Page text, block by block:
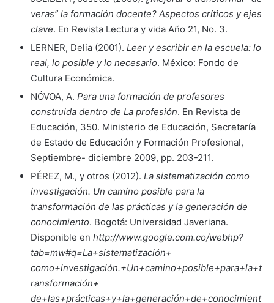
veras” la formación docente? Aspectos críticos y ejes
clave. En Revista Lectura y vida Año 21, No. 3.
LERNER, Delia (2001). Leer y escribir en la escuela: lo
real, lo posible y lo necesario. México: Fondo de
Cultura Económica.
NÓVOA, A. Para una formación de profesores
construida dentro de La profesión. En Revista de
Educación, 350. Ministerio de Educación, Secretaría
de Estado de Educación y Formación Profesional,
Septiembre- diciembre 2009, pp. 203-211.
PÉREZ, M., y otros (2012). La sistematización como
investigación. Un camino posible para la
transformación de las prácticas y la generación de
conocimiento. Bogotá: Universidad Javeriana.
Disponible en http://www.google.com.co/webhp?
tab=mw#q=La+sistematización+
como+investigación.+Un+camino+posible+para+la+t
ransformación+
de+las+prácticas+y+la+generación+de+conocimient